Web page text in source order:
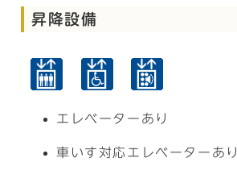
昇降設備
エレベーターあり
車いす対応エレベーターあり